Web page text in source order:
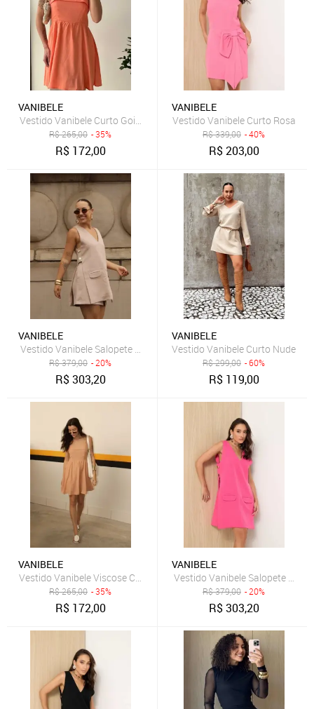
VANIBELE
Vestido Vanibele Curto Goiaba
R$265,00 - 35%
R$ 172,00
VANIBELE
Vestido Vanibele Curto Rosa
R$339,00 - 40%
R$203,00
VANIBELE
Vestido Vanibele Salopete Nude
R$379,00 - 20%
R$303,20
VANIBELE
Vestido Vanibele Curto Nude
R$299,00 - 60%
R$ 119,00
VANIBELE
Vestido Vanibele Viscose Caramelo
R$265,00 - 35%
R$ 172,00
VANIBELE
Vestido Vanibele Salopete Rosa
R$379,00 - 20%
R$303,20